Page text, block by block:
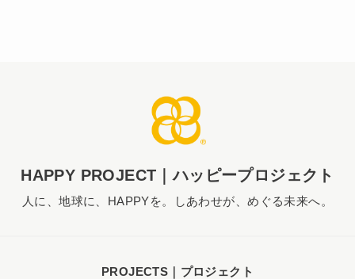
HAPPY PROJECT｜ハッピープロジェクト
人に、地球に、HAPPYを。しあわせが、めぐる未来へ。
PROJECTS｜プロジェクト